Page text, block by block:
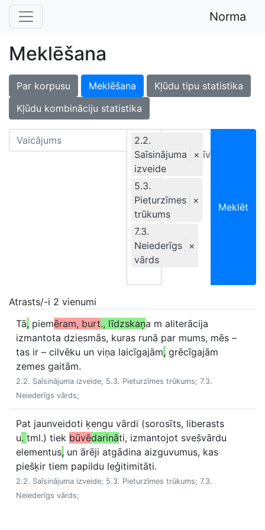
Norma
Meklēšana
Par korpusu Meklēšana
Kļūdu tipu statistika
Kļūdu kombināciju statistika
2.2.
Saīsinājuma
izveide
×
5.3.
Pieturzīmes
trūkums
×
7.3.
Neiederīgs
vārds
×
Ekskluzīvi
Meklēt
Atrasts/-i 2 vienumi
Tā, piemēram, burt., līdzskaņa m aliterācija
izmantota dziesmās, kuras runā par mums, mēs –
tas ir – cilvēku un viņa laicīgajām, grēcīgajām
zemes gaitām.
2.2. Saīsinājuma izveide; 5.3. Pieturzīmes trūkums; 7.3.
Neiederīgs vārds;
Pat jaunveidoti ķengu vārdi (sorosīts, liberasts
u. tml.) tiek būvēdarināti, izmantojot svešvārdu
elementus, un ārēji atgādina aizguvumus, kas
piešķir tiem papildu leģitimitāti.
2.2. Saīsinājuma izveide; 5.3. Pieturzīmes trūkums; 7.3.
Neiederīgs vārds;